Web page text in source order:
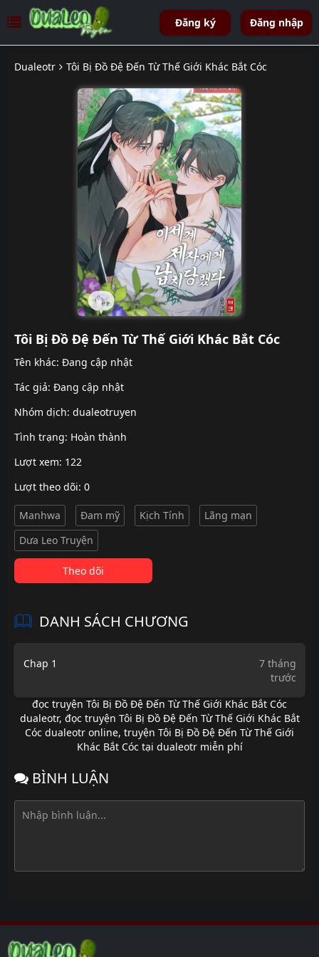
Đăng ký Đăng nhập
Dualeotr Tôi Bị Đồ Đệ Đến Từ Thế Giới Khác Bắt Cóc
Tôi Bị Đồ Đệ Đến Từ Thế Giới Khác Bắt Cóc
Tên khác: Đang cập nhật
Tác giả: Đang cập nhật
Nhóm dịch: dualeotruyen
Tình trạng: Hoàn thành
Lượt xem: 122
Lượt theo dõi: 0
Manhwa Đam mỹ Kịch Tính
Lãng mạn
Dưa Leo Truyện
Theo dõi
DANH SÁCH CHƯƠNG
Chap 1
7 tháng
trước
đọc truyện Tôi Bị Đồ Đệ Đến Từ Thế Giới Khác Bắt Cóc
dualeotr, đọc truyện Tôi Bị Đồ Đệ Đến Từ Thế Giới Khác Bắt
Cóc dualeotr online, truyện Tôi Bị Đồ Đệ Đến Từ Thế Giới
Khác Bắt Cóc tại dualeotr miễn phí
BÌNH LUẬN